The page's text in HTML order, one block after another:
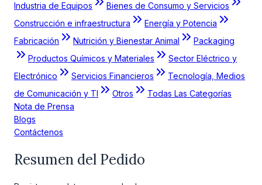
Industria de Equipos
Bienes de Consumo y Servicios
Construcción e infraestructura
Energía y Potencia
Fabricación
Nutrición y Bienestar Animal
Packaging
Productos Químicos y Materiales
Sector Eléctrico y
Electrónico
Servicios Financieros
Tecnología, Medios
de Comunicación y TI
Otros
Todas Las Categorías
Nota de Prensa
Blogs
Contáctenos
Resumen del Pedido